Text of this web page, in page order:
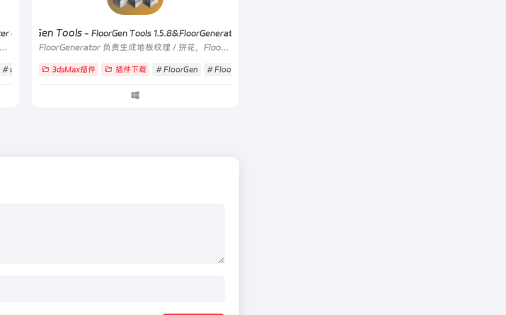
4.1.0
UVPackmaster并非完整的 UV 展开工具，而是专注于 UV 岛屿打包的 “终极优化器”
# uv # UVPackmaster
FloorGen Tools - FloorGen Tools 1.5.8&FloorGenerator 2.10
FloorGenerator 负责生成地板纹理 / 拼花，FloorGen Tools 负责一键操作、批量管理、精准对齐、保持实例、自动修 UV
3dsMax插件 插件下载 # FloorGen # FloorGenerator